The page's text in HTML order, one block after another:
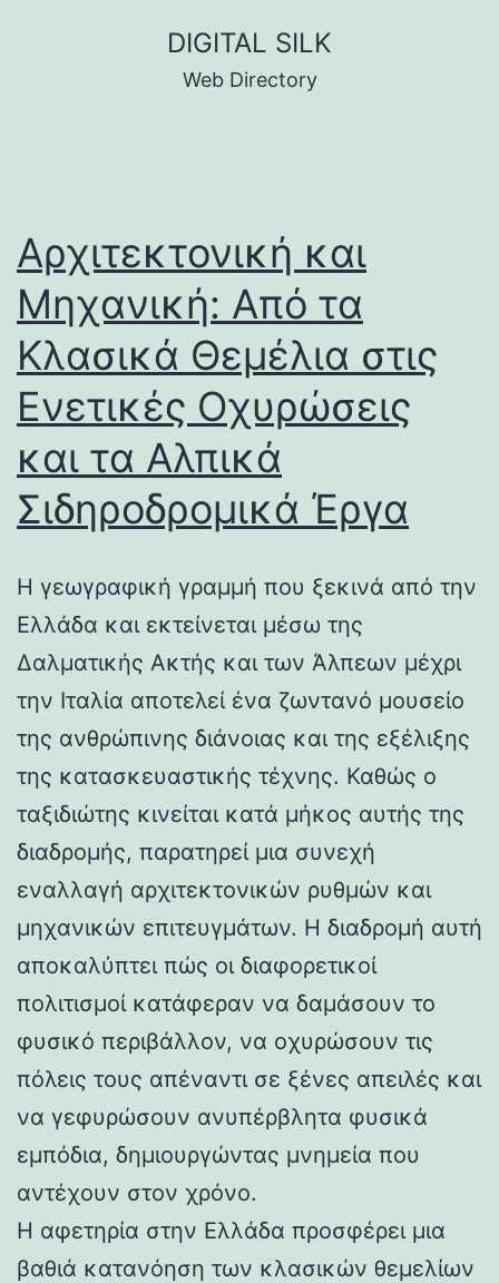
DIGITAL SILK
Web Directory
Αρχιτεκτονική και
Μηχανική: Από τα
Κλασικά Θεμέλια στις
Ενετικές Οχυρώσεις
και τα Αλπικά
Σιδηροδρομικά Έργα
Η γεωγραφική γραμμή που ξεκινά από την
Ελλάδα και εκτείνεται μέσω της
Δαλματικής Ακτής και των Άλπεων μέχρι
την Ιταλία αποτελεί ένα ζωντανό μουσείο
της ανθρώπινης διάνοιας και της εξέλιξης
της κατασκευαστικής τέχνης. Καθώς ο
ταξιδιώτης κινείται κατά μήκος αυτής της
διαδρομής, παρατηρεί μια συνεχή
εναλλαγή αρχιτεκτονικών ρυθμών και
μηχανικών επιτευγμάτων. Η διαδρομή αυτή
αποκαλύπτει πώς οι διαφορετικοί
πολιτισμοί κατάφεραν να δαμάσουν το
φυσικό περιβάλλον, να οχυρώσουν τις
πόλεις τους απέναντι σε ξένες απειλές και
να γεφυρώσουν ανυπέρβλητα φυσικά
εμπόδια, δημιουργώντας μνημεία που
αντέχουν στον χρόνο.
Η αφετηρία στην Ελλάδα προσφέρει μια
βαθιά κατανόηση των κλασικών θεμελίων